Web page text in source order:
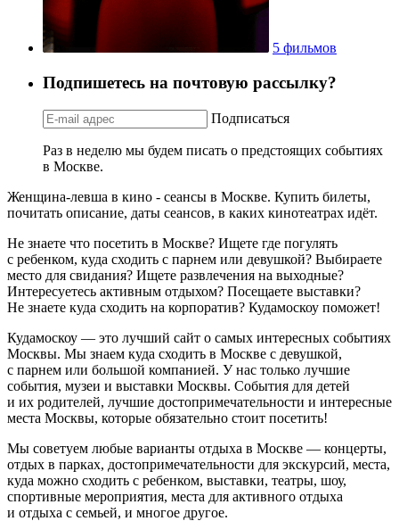
5 фильмов
Подпишетесь на почтовую рассылку?
Подписаться
Раз в неделю мы будем писать о предстоящих событиях
в Москве.
Женщина-левша в кино - сеансы в Москве. Купить билеты,
почитать описание, даты сеансов, в каких кинотеатрах идёт.
Не знаете что посетить в Москве? Ищете где погулять
с ребенком, куда сходить с парнем или девушкой? Выбираете
место для свидания? Ищете развлечения на выходные?
Интересуетесь активным отдыхом? Посещаете выставки?
Не знаете куда сходить на корпоратив? Кудамоскоу поможет!
Кудамоскоу — это лучший сайт о самых интересных событиях
Москвы. Мы знаем куда сходить в Москве с девушкой,
с парнем или большой компанией. У нас только лучшие
события, музеи и выставки Москвы. События для детей
и их родителей, лучшие достопримечательности и интересные
места Москвы, которые обязательно стоит посетить!
Мы советуем любые варианты отдыха в Москве — концерты,
отдых в парках, достопримечательности для экскурсий, места,
куда можно сходить с ребенком, выставки, театры, шоу,
спортивные мероприятия, места для активного отдыха
и отдыха с семьей, и многое другое.